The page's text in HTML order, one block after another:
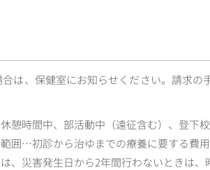
は、保健室にお知らせください。請求
憩時間中、部活動中（遠征含む）、登下
囲…初診から治ゆまでの療養に要する費
、災害発生日から2年間行わないときは